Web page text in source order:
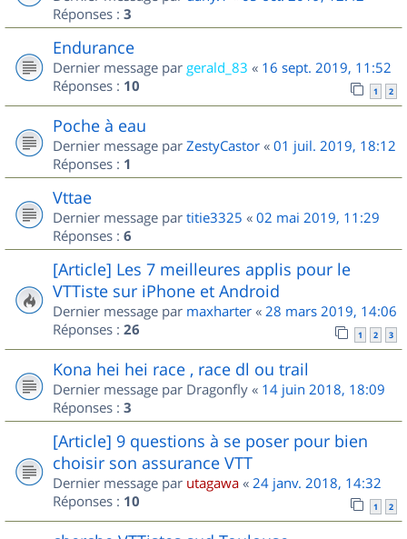
Réponses : 3
Endurance
Dernier message par gerald_83 « 16 sept. 2019, 11:52
Réponses : 10 1 2
Poche à eau
Dernier message par ZestyCastor « 01 juil. 2019, 18:12
Réponses : 1
Vttae
Dernier message par titie3325 « 02 mai 2019, 11:29
Réponses : 6
[Article] Les 7 meilleures applis pour le
VTTiste sur iPhone et Android
Dernier message par maxharter « 28 mars 2019, 14:06
Réponses : 26 1 2 3
Kona hei hei race , race dl ou trail
Dernier message par Dragonfly « 14 juin 2018, 18:09
Réponses : 3
[Article] 9 questions à se poser pour bien
choisir son assurance VTT
Dernier message par utagawa « 24 janv. 2018, 14:32
Réponses : 10 1 2